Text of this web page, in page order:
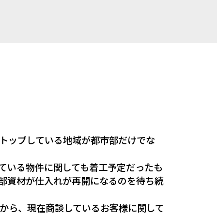
ップしている地域が都市部だけでな
いる物件に関しても着工予定だったも
資材が仕入れが再開になるのを待ち続
ら、現在商談しているお客様に関して